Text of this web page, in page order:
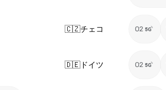
🇨🇿チェコ O2
🇩🇪 ドイツ O2